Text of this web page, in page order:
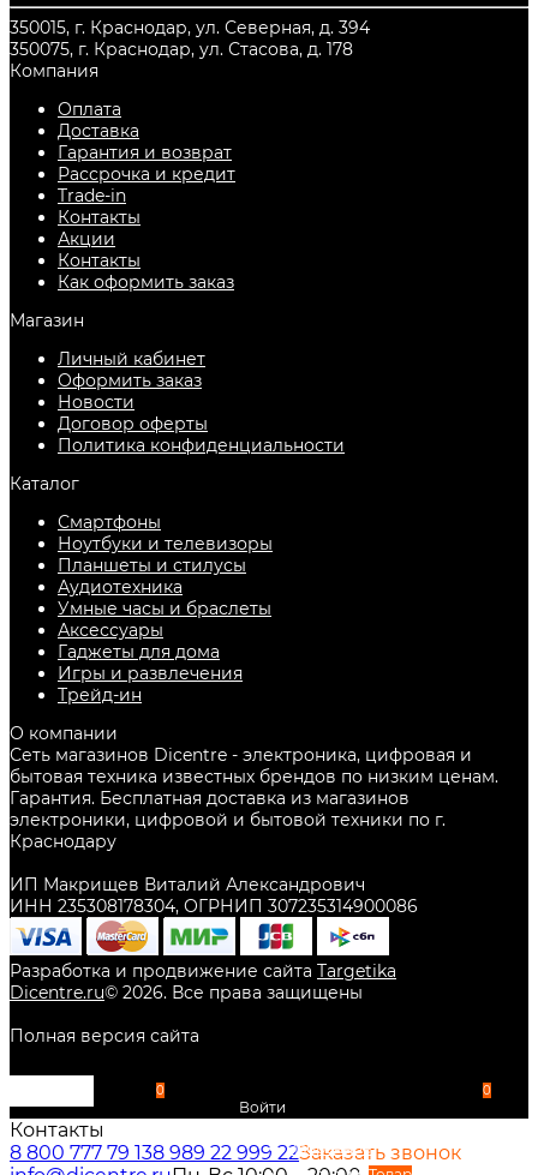
350015, г. Краснодар, ул. Северная, д. 394
350075, г. Краснодар, ул. Стасова, д. 178
Компания
Оплата
Доставка
Гарантия и возврат
Рассрочка и кредит
Trade-in
Контакты
Акции
Контакты
Как оформить заказ
Магазин
Личный кабинет
Оформить заказ
Новости
Договор оферты
Политика конфиденциальности
Каталог
Смартфоны
Ноутбуки и телевизоры
Планшеты и стилусы
Аудиотехника
Умные часы и браслеты
Аксессуары
Гаджеты для дома
Игры и развлечения
Трейд-ин
О компании
Сеть магазинов Dicentre - электроника, цифровая и
бытовая техника известных брендов по низким ценам.
Гарантия. Бесплатная доставка из магазинов
электроники, цифровой и бытовой техники по г.
Краснодару
ИП Макрищев Виталий Александрович
ИНН 235308178304, ОГРНИП 307235314900086
Разработка и продвижение сайта Targetika
Dicentre.ru© 2026. Все права защищены
Полная версия сайта
0
Войти
Избранное
0
Контакты
8 800 777 79 138 989 22 999 22Заказать звонок